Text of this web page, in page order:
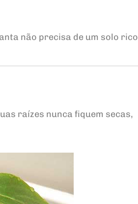
não precisa de um solo rico
raízes nunca fiquem secas,